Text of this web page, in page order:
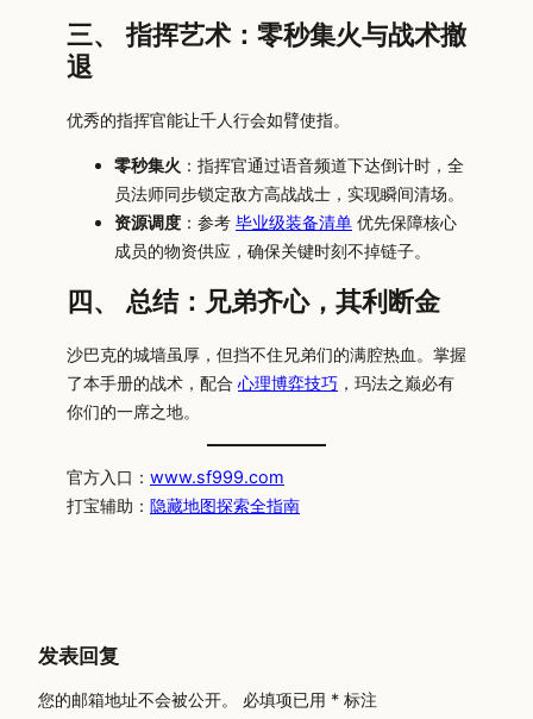
三、 指挥艺术：零秒集火与战术撤
退
优秀的指挥官能让千人行会如臂使指。
零秒集火 ：指挥官通过语音频道下达倒计时，全
员法师同步锁定敌方高战战士，实现瞬间清场。
资源调度 ：参考 毕业级装备清单 优先保障核心
成员的物资供应，确保关键时刻不掉链子。
四、 总结：兄弟齐心，其利断金
沙巴克的城墙虽厚，但挡不住兄弟们的满腔热血。掌握
了本手册的战术，配合 心理博弈技巧 ，玛法之巅必有
你们的一席之地。
官方入口： www.sf999.com
打宝辅助： 隐藏地图探索全指南
发表回复
您的邮箱地址不会被公开。 必填项已用 * 标注